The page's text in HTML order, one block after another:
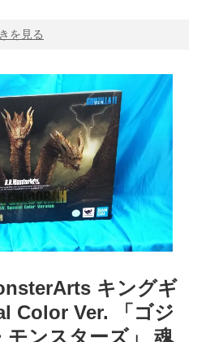
を見る
キングギ
​Color ​Ver. 「ゴジ
モンスターズ」 ​魂